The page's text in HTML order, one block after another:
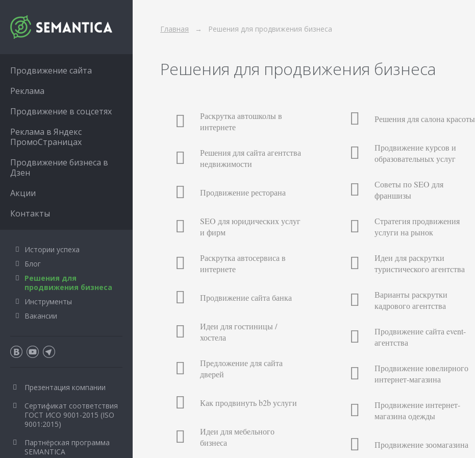
Главная Решения для продвижения бизнеса
Решения для продвижения бизнеса
Раскрутка автошколы в
интернете
Решения для сайта агентства
недвижимости
Продвижение ресторана
SEO для юридических услуг
и фирм
Раскрутка автосервиса в
интернете
Продвижение сайта банка
Идеи для гостиницы /
хостела
Предложение для сайта
дверей
Как продвинуть b2b услуги
Идеи для мебельного
бизнеса
Решения для салона красоты
Продвижение курсов и
образовательных услуг
Советы по SEO для
франшизы
Стратегия продвижения
услуги на рынок
Идеи для раскрутки
туристического агентства
Варианты раскрутки
кадрового агентства
Продвижение сайта event-
агентства
Продвижение ювелирного
интернет-магазина
Продвижение интернет-
магазина одежды
Продвижение зоомагазина
Продвижение сайта
Реклама
Продвижение в соцсетях
Реклама в Яндекс
ПромоСтраницах
Продвижение бизнеса в
Дзен
Акции
Контакты
Истории успеха
Блог
Решения для
продвижения бизнеса
Инструменты
Вакансии
Презентация компании
Сертификат соответствия
ГОСТ ИСО 9001-2015 (ISO
9001:2015)
Партнёрская программа
SEMANTICA